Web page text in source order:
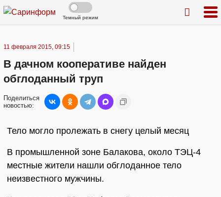
Темный режим
11 февраля 2015, 09:15
В дачном кооперативе найден
обглоданный труп
Поделиться
новостью:
Тело могло пролежать в снегу целый месяц
В промышленной зоне Балакова, около ТЭЦ-4
местные жители нашли обглоданное тело
неизвестного мужчины.